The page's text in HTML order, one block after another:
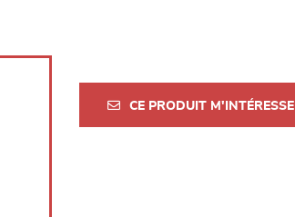
CE PRODUIT M'INTÉRESSE